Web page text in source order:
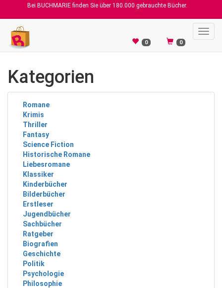
Bei BUCHMARIE finden Sie über 180.000 gebrauchte Bücher.
0 0
Kategorien
Romane
Krimis
Thriller
Fantasy
Science Fiction
Historische Romane
Liebesromane
Klassiker
Kinderbücher
Bilderbücher
Erstleser
Jugendbücher
Sachbücher
Ratgeber
Biografien
Geschichte
Politik
Psychologie
Philosophie